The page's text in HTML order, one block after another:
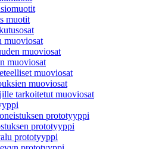
muotit
muoviosat
muoviosat
muoviosat
muoviosat
muoviosat
tarkoitetut muoviosat
prototyyppi
prototyyppi
prototyyppi